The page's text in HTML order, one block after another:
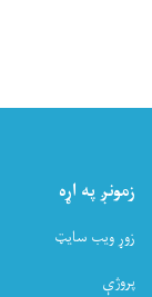
زمونږ په اړه
زوړ ویب سایټ
پروژې